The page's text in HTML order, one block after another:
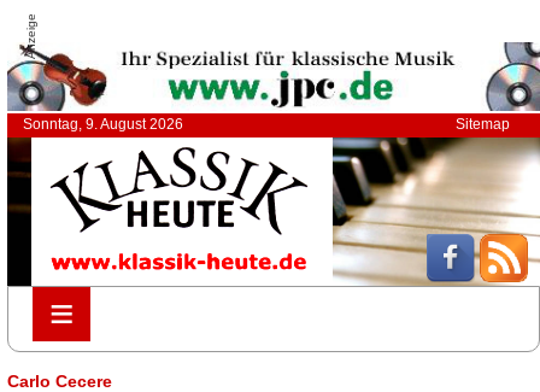
Anzeige
Sonntag, 9. August 2026 Sitemap
≡
≡
Carlo Cecere